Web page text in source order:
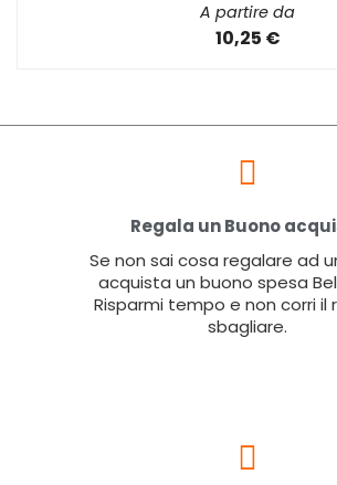
A partire da
10,25 €
Regala un Buono
Se non sai cosa regalare ad
acquista un buono spesa
Risparmi tempo e non corri il
sbagliare.